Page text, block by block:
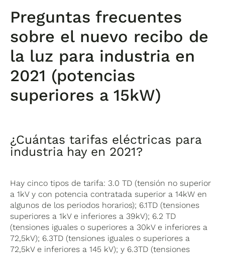
Preguntas frecuentes
sobre el nuevo recibo de
la luz para industria en
2021 (potencias
superiores a 15kW)
¿Cuántas tarifas eléctricas para
industria hay en 2021?
Hay cinco tipos de tarifa: 3.0 TD (tensión no superior
a 1kV y con potencia contratada superior a 14kW en
algunos de los periodos horarios); 6.1TD (tensiones
superiores a 1kV e inferiores a 39kV); 6.2 TD
(tensiones iguales o superiores a 30kV e inferiores a
72,5kV); 6.3TD (tensiones iguales o superiores a
72,5kV e inferiores a 145 kV); y 6.3TD (tensiones